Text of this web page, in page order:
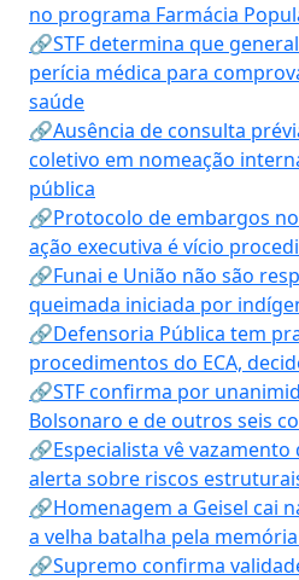
no programa Farmácia
🔗STF determina que
perícia médica para
saúde
🔗Ausência de consulta
coletivo em nomeação
pública
🔗Protocolo de embargos
ação executiva é vício
🔗Funai e União não são
queimada iniciada por
🔗Defensoria Pública tem
procedimentos do ECA,
🔗STF confirma por
Bolsonaro e de outros seis
🔗Especialista vê vazamento
alerta sobre riscos
🔗Homenagem a Geisel cai
a velha batalha pela
🔗Supremo confirma